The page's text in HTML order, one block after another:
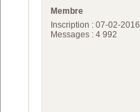
Membre
Inscription : 07-02-2016
Messages : 4 992